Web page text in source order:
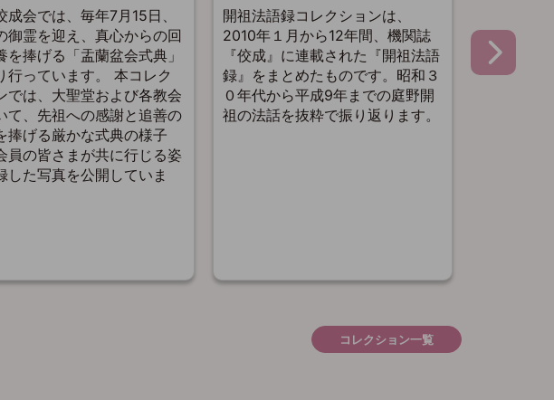
成会では、毎年7月15日、
御霊を迎え、真心からの回
を捧げる「盂蘭盆会式典」
行っています。 本コレク
では、大聖堂および各教会
て、先祖への感謝と追善の
捧げる厳かな式典の様子
員の皆さまが共に行じる姿
した写真を公開していま
開祖法語録コレクションは、
2010年１月から12年間、機関誌
『佼成』に連載された『開祖法語
録』をまとめたものです。昭和３
０年代から平成9年までの庭野開
祖の法話を抜粋で振り返ります。
開祖さま
事）コレ
『一心』
コレクション一覧